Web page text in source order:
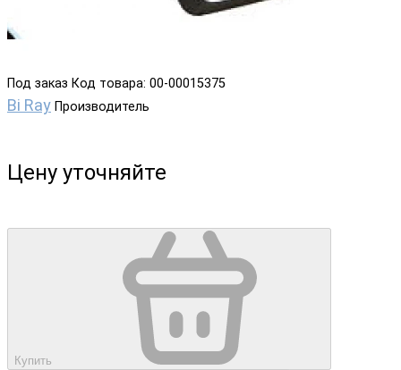
Под заказ Код товара: 00-00015375
Bi Ray Производитель
Цену уточняйте
Купить